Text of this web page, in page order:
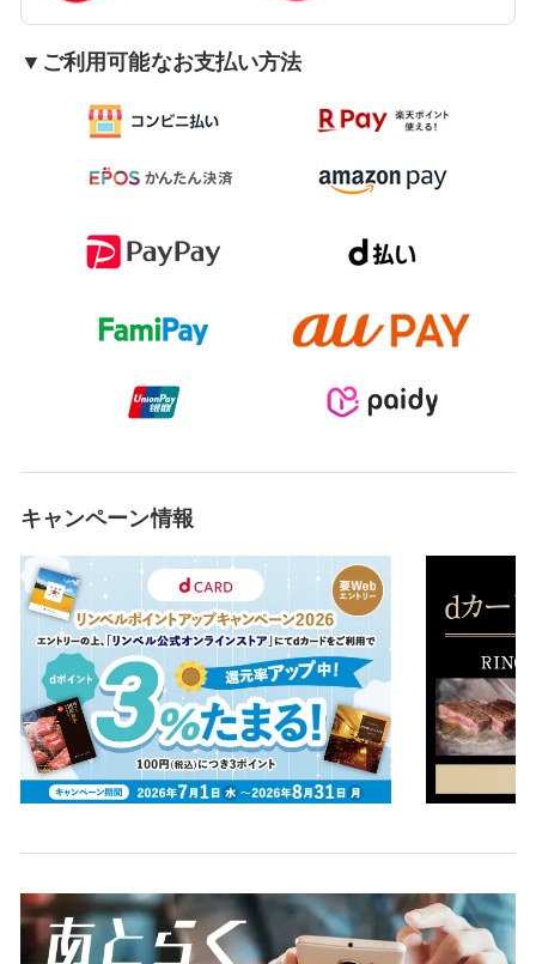
▼ご利用可能なお支払い方法
キャンペーン情報